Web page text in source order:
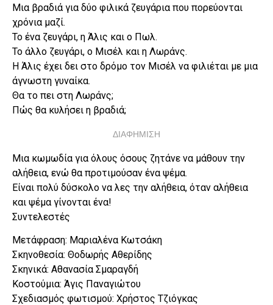
Μια βραδιά για δύο φιλικά ζευγάρια που πορεύονται
χρόνια μαζί.
Το ένα ζευγάρι, η Άλις και ο Πωλ.
Το άλλο ζευγάρι, ο Μισέλ και η Λωράνς.
Η Άλις έχει δει στο δρόμο τον Μισέλ να φιλιέται με μια
άγνωστη γυναίκα.
Θα το πει στη Λωράνς;
Πώς θα κυλήσει η βραδιά;
ΔΙΑΦΗΜΙΣΗ
Μια κωμωδία για όλους όσους ζητάνε να μάθουν την
αλήθεια, ενώ θα προτιμούσαν ένα ψέμα.
Είναι πολύ δύσκολο να λες την αλήθεια, όταν αλήθεια
και ψέμα γίνονται ένα!
Συντελεστές
Μετάφραση: Μαριαλένα Κωτσάκη
Σκηνοθεσία: Θοδωρής Αθερίδης
Σκηνικά: Αθανασία Σμαραγδή
Κοστούμια: Άγις Παναγιώτου
Σχεδιασμός φωτισμού: Χρήστος Τζιόγκας